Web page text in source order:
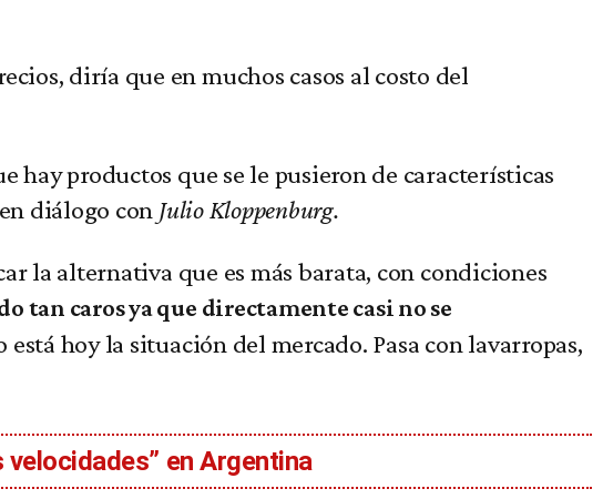
diría que en muchos casos al costo del
productos que se le pusieron de características
diálogo con Julio Kloppenburg.
la alternativa que es más barata, con condiciones
tan caros ya que directamente casi no se
está hoy la situación del mercado. Pasa con lavarropas,
en Argentina